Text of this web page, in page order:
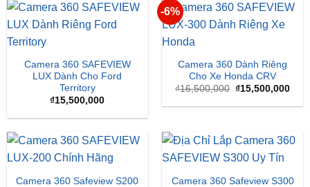
Camera 360 SAFEVIEW
LUX Dành Cho Ford
Territory
₫15,500,000
-6%
Camera 360 Dành Riêng
Cho Xe Honda CRV
₫16,500,000 Giá
là:
₫15,500,000Giá
tại
Camera 360 Safeview S200
Camera 360 Safeview S300